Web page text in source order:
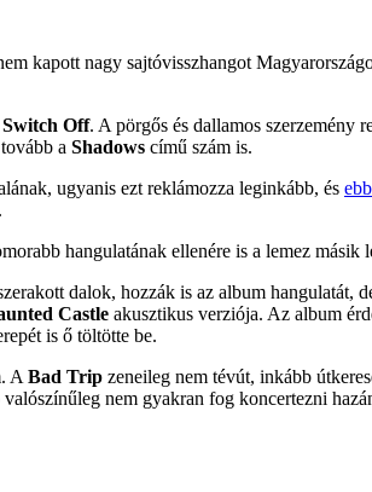
kapott nagy sajtóvisszhangot
Switch Off. A pörgős és dallamos szerzemény
a Shadows című szám is.
ugyanis ezt reklámozza leginkább, és
hangulatának ellenére is a lemez másik
dalok, hozzák is az album hangulatát,
Castle akusztikus verziója. Az album
is ő töltötte be.
A Bad Trip zeneileg nem tévút, inkább
nem gyakran fog koncertezni